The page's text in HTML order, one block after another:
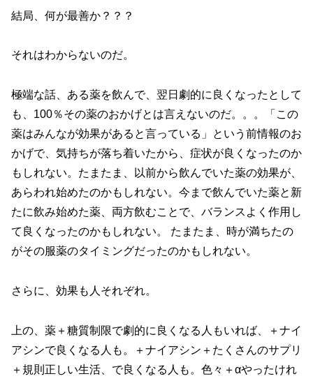
結局、何が最善か？？？
それはわからないのだ。
極端な話、ある薬を飲んで、翌日劇的に良くなったとして
も、100％その薬のおかげとは言えないのだ。。。「この
薬はみんなが効果があると言っている」という前情報のお
かげで、気持ちが落ち着いたから、症状が良くなったのか
もしれない。たまたま、以前から飲んでいた薬の効果が、
あらわれ始めたのかもしれない。今まで飲んでいた薬と新
たに飲み始めた薬、両方飲むことで、バランスよく作用し
て良くなったのかもしれない。 たまたま、時が満ちたの
がその服薬のタイミングだったのかもしれない。
さらに、効果も人それぞれ。
上の、薬＋糖質制限で劇的に良くなる人もいれば、＋ナイ
アシンで良くなる人も。＋ナイアシン＋たくさんのサプリ
＋規則正しい生活、で良くなる人も。色々＋αやったけれ